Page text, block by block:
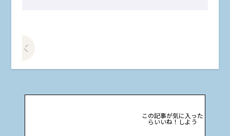
この記事が気に入った
らいいね！しよう